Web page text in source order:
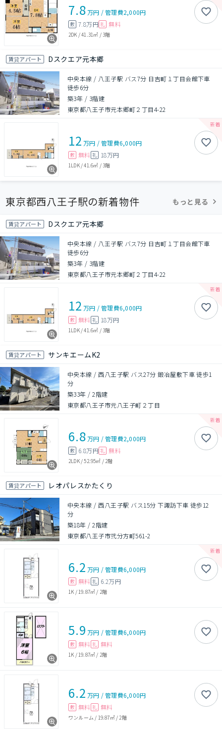
7.8万円 /管理費2,000円
敷 7.8万円 礼 無料
2DK /41.31㎡ /3階
賃貸アパート Dスクエア元本郷
中央本線 / 八王子駅 バス7分 日吉町１丁目会館下車
徒歩6分
築3年 / 3階建
東京都八王子市元本郷町２丁目4-22
12 万円 /管理費6,000円
敷 無料 礼 18万円
1LDK/41.6㎡ /3階
東京都西八王子駅の新着物件 もっと見る
賃貸アパート Dスクエア元本郷
中央本線 / 八王子駅 バス7分 日吉町１丁目会館下車
徒歩6分
築3年 / 3階建
東京都八王子市元本郷町２丁目4-22
12 万円 /管理費6,000円
敷 無料 礼 18万円
1LDK/41.6㎡ /3階
賃貸アパート サンキエームK2
中央本線 / 西八王子駅 バス27分 鍛冶屋敷下車 徒歩1
分
築33年 /2階建
東京都八王子市元八王子町２丁目
6.8万円 /管理費2,000円
敷 6.8万円 礼 無料
2LDK/52.95㎡ / 2階
賃貸アパート レオパレスかたくり
中央本線 / 西八王子駅 バス15分 下諏訪下車 徒歩12
分
築18年 /2階建
東京都八王子市弐分方町561-2
6.2 万円 /管理費6,000円
敷 無料 礼 6.2万円
1K / 19.87㎡ / 2階
5.9 万円 /管理費6,000円
敷 無料 礼 無料
1K / 19.87㎡ / 2階
6.2 万円 /管理費6,000円
敷 無料 礼 無料
ワンルーム / 19.87㎡/ 2階